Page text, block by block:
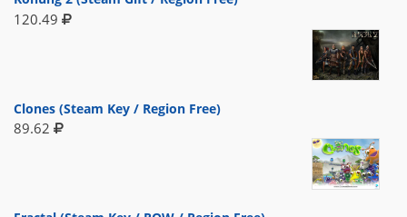
120.49
Clones (Steam Key / Region Free)
89.62